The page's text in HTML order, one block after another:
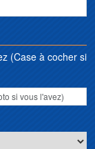
(Case à cocher si